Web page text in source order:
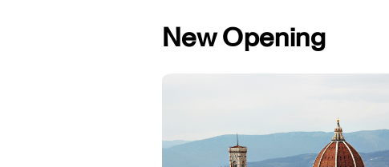
New Opening